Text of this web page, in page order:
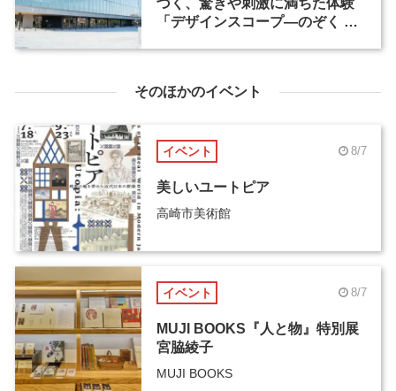
「デザインスコープ―のぞく ふ
そのほかのイベント
イベント 8/7
美しいユートピア
高崎市美術館
イベント 8/7
MUJI BOOKS『人と物』特別展
宮脇綾子
MUJI BOOKS